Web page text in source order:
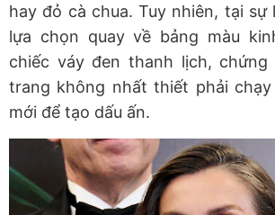
hay đỏ cà chua. Tuy nhiên, tại sự
lựa chọn quay về bảng màu
chiếc váy đen thanh lịch, chứng
trang không nhất thiết phải
mới để tạo dấu ấn.